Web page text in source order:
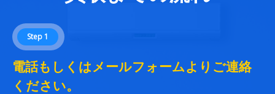
Step 1
電話もしくはメールフォームよりご連絡
ください。